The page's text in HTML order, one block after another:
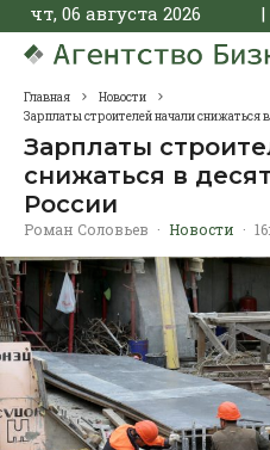
чт, 06 августа 2026 |
Главная
Новости
Зарплаты строителей начали снижаться
Зарплаты
снижаться в
России
Роман Соловьев · Новости ·